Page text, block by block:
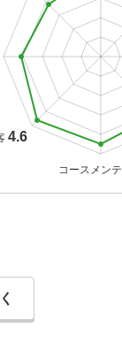
コースメンテ
4.6